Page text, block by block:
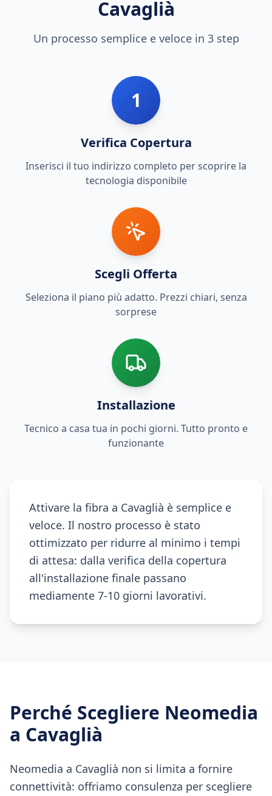
Cavaglià
Un processo semplice e veloce in 3 step
1
Verifica Copertura
Inserisci il tuo indirizzo completo per scoprire la
tecnologia disponibile
Scegli Offerta
Seleziona il piano più adatto. Prezzi chiari, senza
sorprese
Installazione
Tecnico a casa tua in pochi giorni. Tutto pronto e
funzionante
Attivare la fibra a Cavaglià è semplice e
veloce. Il nostro processo è stato
ottimizzato per ridurre al minimo i tempi
di attesa: dalla verifica della copertura
all'installazione finale passano
mediamente 7-10 giorni lavorativi.
Perché Scegliere Neomedia
a Cavaglià
Neomedia a Cavaglià non si limita a fornire
connettività: offriamo consulenza per scegliere